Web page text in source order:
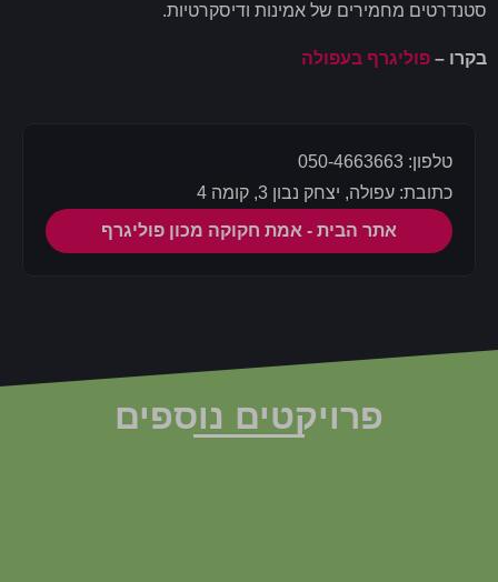
סטנדרטים מחמירים של אמינות ודיסקרטיות.
בקרו – פוליגרף בעפולה
טלפון: 050-4663663
כתובת: עפולה, יצחק נבון 3, קומה 4
אתר הבית - אמת חקוקה מכון פוליגרף
פרויקטים נוספים